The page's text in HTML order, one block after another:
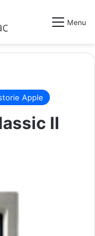
Menu
Apple
II